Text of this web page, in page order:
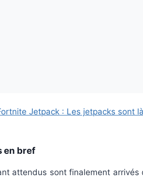
Jetpack : Les jetpacks sont
en bref
attendus sont finalement arrivés